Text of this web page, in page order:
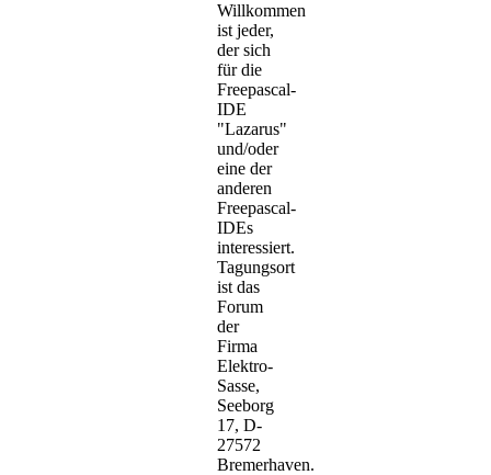
Willkommen
ist jeder,
der sich
für die
Freepascal-
IDE
"Lazarus"
und/oder
eine der
anderen
Freepascal-
IDEs
interessiert.
Tagungsort
ist das
Forum
der
Firma
Elektro-
Sasse,
Seeborg
17, D-
27572
Bremerhaven.